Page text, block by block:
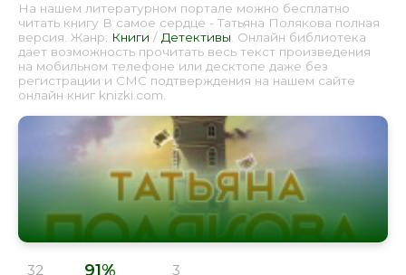
На нашем литературном портале можно бесплатно
читать книгу В самое сердце - Татьяна Полякова полная
версия. Жанр: Книги / Детективы . Онлайн библиотека
дает возможность прочитать весь текст произведения
на мобильном телефоне или десктопе даже без
регистрации и СМС подтверждения на нашем сайте
онлайн книг knizki.com.
32 91% 3